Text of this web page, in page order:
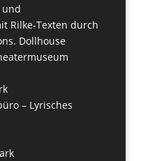
und
Rilke-Texten durch
Dollhouse
– Lyrisches